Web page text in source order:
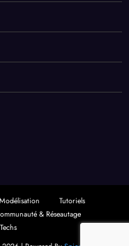
Modélisation
Tutoriels
& Réseautage
Techs